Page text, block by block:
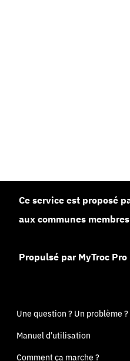
Ce service est proposé
aux communes
Propulsé par MyTroc Pro
Une question ? Un problème ?
Manuel d'utilisation
Comment ça marche ?